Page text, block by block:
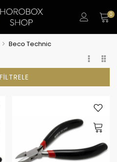
0
Beco Technic
FILTRELE